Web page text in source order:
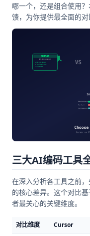
哪一个，还是组合使用
馈，为你提供最全面的对
三大AI编码工具
在深入分析各工具之前
的核心差异。这个对比
者最关心的关键维度。
对比维度 Cursor